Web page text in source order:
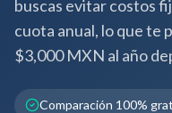
buscas evitar costos
cuota anual, lo que te
$3,000 MXN al año
Comparación 100%